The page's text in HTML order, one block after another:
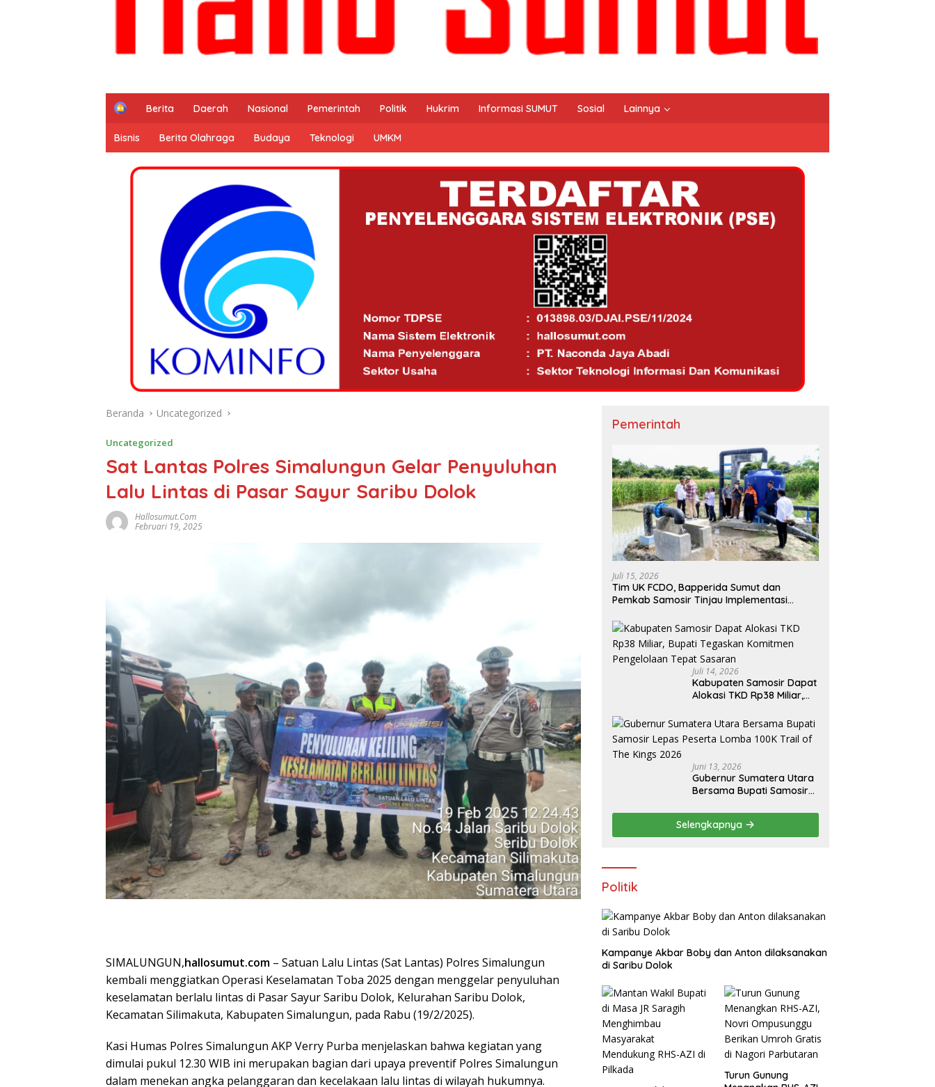
H
m
e
Berita Daerah Nasional Pemerintah Politik Hukrim Informasi SUMUT Sosial Lainnya
Bisnis Berita Olahraga Budaya Teknologi UMKM
Beranda Uncategorized
Uncategorized
Sat Lantas Polres Simalungun Gelar Penyuluhan
Lalu Lintas di Pasar Sayur Saribu Dolok
Hallosumut.com
Februari 19, 2025
SIMALUNGUN,hallosumut.com – Satuan Lalu Lintas (Sat Lantas) Polres Simalungun
kembali menggiatkan Operasi Keselamatan Toba 2025 dengan menggelar penyuluhan
keselamatan berlalu lintas di Pasar Sayur Saribu Dolok, Kelurahan Saribu Dolok,
Kecamatan Silimakuta, Kabupaten Simalungun, pada Rabu (19/2/2025).
Kasi Humas Polres Simalungun AKP Verry Purba menjelaskan bahwa kegiatan yang
dimulai pukul 12.30 WIB ini merupakan bagian dari upaya preventif Polres Simalungun
dalam menekan angka pelanggaran dan kecelakaan lalu lintas di wilayah hukumnya.
Pemerintah
Juli 15, 2026
Tim UK FCDO, Bapperida Sumut dan
Pemkab Samosir Tinjau Implementasi
Samosir
Juli 14, 2026
Kabupaten Samosir Dapat
Alokasi TKD Rp38 Miliar,
Komitmen Pengelolaan
Tepat Sasaran
Juni 13, 2026
Gubernur Sumatera Utara
Bersama Bupati Samosir
100K Trail of The Kings
2026
Selengkapnya
Politik
Kampanye Akbar Boby dan Anton dilaksanakan
di Saribu Dolok
Turun Gunung